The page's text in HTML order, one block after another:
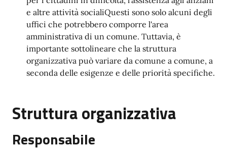
e altre attività socialiQuesti sono solo alcuni degli
uffici che potrebbero comporre l'area
amministrativa di un comune. Tuttavia, è
importante sottolineare che la struttura
organizzativa può variare da comune a comune, a
seconda delle esigenze e delle priorità specifiche.
Struttura organizzativa
Responsabile